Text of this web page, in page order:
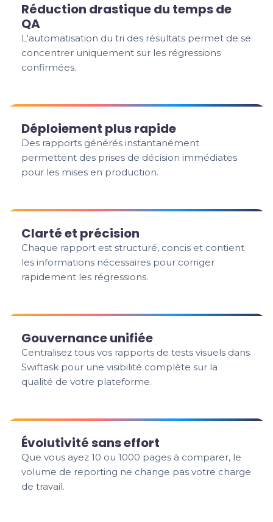
Réduction drastique du temps de
QA
L'automatisation du tri des résultats permet de se
concentrer uniquement sur les régressions
confirmées.
Déploiement plus rapide
Des rapports générés instantanément
permettent des prises de décision immédiates
pour les mises en production.
Clarté et précision
Chaque rapport est structuré, concis et contient
les informations nécessaires pour corriger
rapidement les régressions.
Gouvernance unifiée
Centralisez tous vos rapports de tests visuels dans
Swiftask pour une visibilité complète sur la
qualité de votre plateforme.
Évolutivité sans effort
Que vous ayez 10 ou 1000 pages à comparer, le
volume de reporting ne change pas votre charge
de travail.